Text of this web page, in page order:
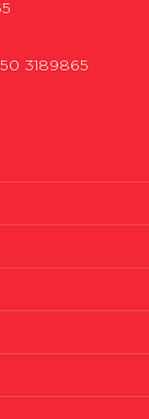
3189865